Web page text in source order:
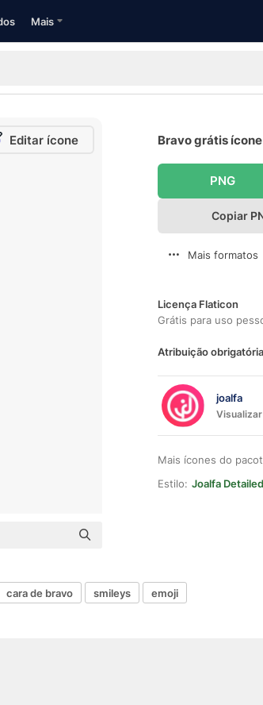
Mais
Editar ícone Bravo grátis ícone
PNG
Copiar
Mais formatos
Licença Flaticon
Grátis para uso
Atribuição
joalfa
Mais ícones do
Estilo: Joalfa
cara de bravo smileys emoji